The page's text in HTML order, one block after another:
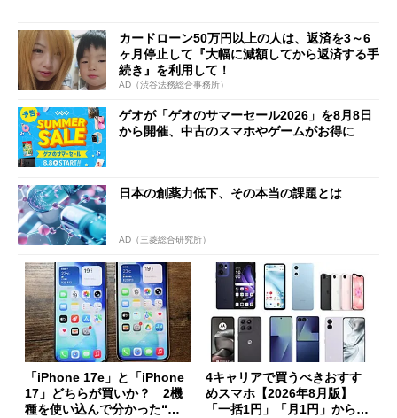
カードローン50万円以上の人は、返済を3～6
ヶ月停止して『大幅に減額してから返済する手
続き』を利用して！
AD（渋谷法務総合事務所）
ゲオが「ゲオのサマーセール2026」を8月8日
から開催、中古のスマホやゲームがお得に
日本の創薬力低下、その本当の課題とは
AD（三菱総合研究所）
「iPhone 17e」と「iPhone
17」どちらが買いか？ 2機
種を使い込んで分かった“ス
4キャリアで買うべきおすす
めスマホ【2026年8月版】
「一括1円」「月1円」からお